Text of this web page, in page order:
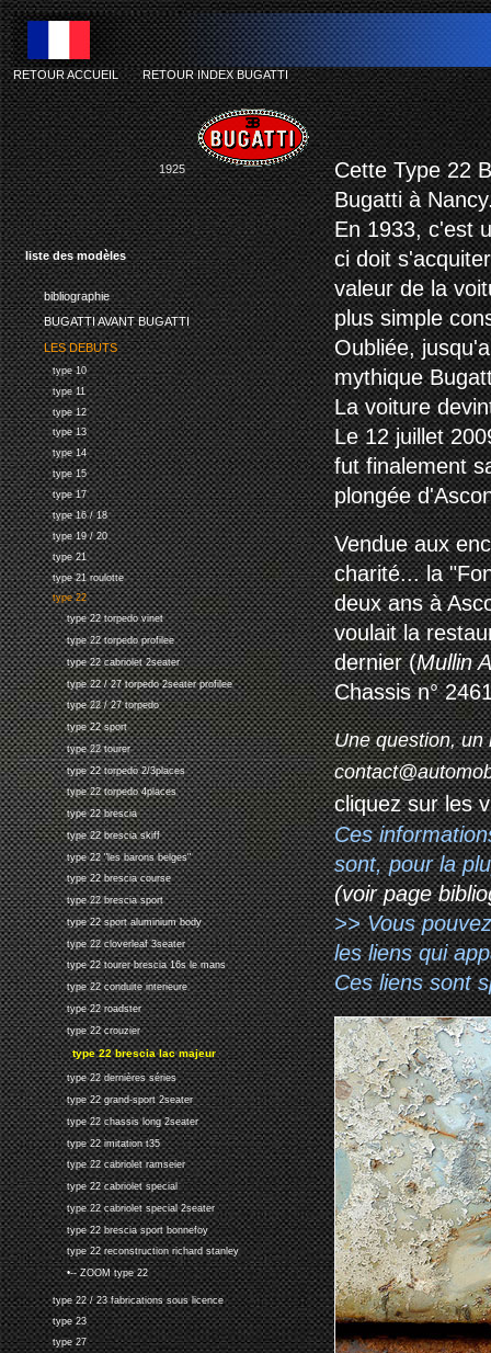
liste des modèles
bibliographie
BUGATTI AVANT BUGATTI
LES DEBUTS
type 10
type 11
type 12
type 13
type 14
type 15
type 17
type 16 / 18
type 19 / 20
type 21
type 21 roulotte
type 22
type 22 torpedo vinet
type 22 torpedo profilee
type 22 cabriolet 2seater
type 22 / 27 torpedo 2seater profilee
type 22 / 27 torpedo
type 22 sport
type 22 tourer
type 22 torpedo 2/3places
type 22 torpedo 4places
type 22 brescia
type 22 brescia skiff
type 22 "les barons belges"
type 22 brescia course
type 22 brescia sport
type 22 sport aluminium body
type 22 cloverleaf 3seater
type 22 tourer brescia 16s le mans
type 22 conduite interieure
type 22 roadster
type 22 crouzier
type 22 brescia lac majeur
type 22 dernières séries
type 22 grand-sport 2seater
type 22 chassis long 2seater
type 22 imitation t35
type 22 cabriolet ramseier
type 22 cabriolet special
type 22 cabriolet special 2seater
type 22 brescia sport bonnefoy
type 22 reconstruction richard stanley
•-- ZOOM type 22
type 22 / 23 fabrications sous licence
type 23
type 27
RETOUR ACCUEIL-RETOUR INDEX BUGATTI
1925
Cette Type 22
Bugatti à
En 1933, c'est
ci doit
valeur de la
plus simple
Oubliée,
mythique
La voiture
Le 12 juillet
fut finalement
plongée
Vendue aux
charité... la
deux ans à
voulait la
dernier (Mullin
Chassis n°
Une question, un
cliquez sur les
Ces
sont, pour la
(voir page
>> Vous
les liens qui
Ces liens sont